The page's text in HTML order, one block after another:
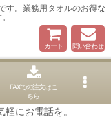
す。業務用タオルのお得な
カート 問い合わせ
FAXでの注文はこ
ちら
にお電話を。